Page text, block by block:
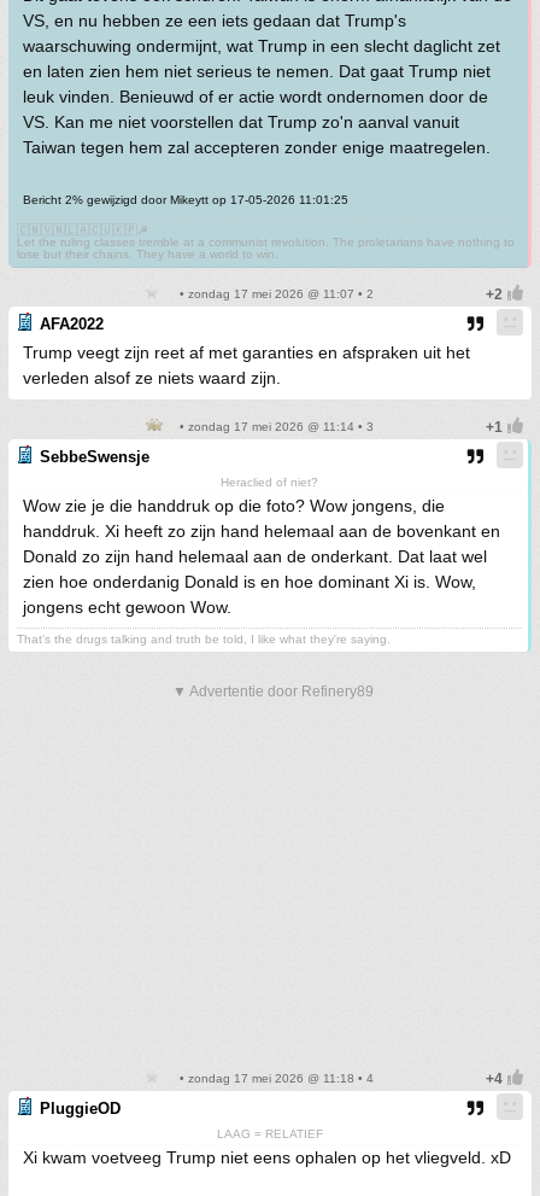
VS, en nu hebben ze een iets gedaan dat Trump's
waarschuwing ondermijnt, wat Trump in een slecht daglicht zet
en laten zien hem niet serieus te nemen. Dat gaat Trump niet
leuk vinden. Benieuwd of er actie wordt ondernomen door de
VS. Kan me niet voorstellen dat Trump zo'n aanval vanuit
Taiwan tegen hem zal accepteren zonder enige maatregelen.
Bericht 2% gewijzigd door Mikeytt op 17-05-2026 11:01:25
🇨🇳🇻🇳🇱🇦🇨🇺🇰🇵☭
Let the ruling classes tremble at a communist revolution. The proletarians have nothing to
lose but their chains. They have a world to win.
• zondag 17 mei 2026 @ 11:07 • 2
AFA2022
Trump veegt zijn reet af met garanties en afspraken uit het
verleden alsof ze niets waard zijn.
• zondag 17 mei 2026 @ 11:14 • 3
SebbeSwensje
Heraclied of niet?
Wow zie je die handdruk op die foto? Wow jongens, die
handdruk. Xi heeft zo zijn hand helemaal aan de bovenkant en
Donald zo zijn hand helemaal aan de onderkant. Dat laat wel
zien hoe onderdanig Donald is en hoe dominant Xi is. Wow,
jongens echt gewoon Wow.
That's the drugs talking and truth be told, I like what they're saying.
▼ Advertentie door Refinery89
• zondag 17 mei 2026 @ 11:18 • 4
PluggieOD
LAAG = RELATIEF
Xi kwam voetveeg Trump niet eens ophalen op het vliegveld. xD